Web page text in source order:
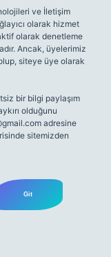
ve İletişim
olarak hizmet
olarak denetleme
Ancak, üyelerimiz
siteye üye olarak
bir bilgi paylaşım
olduğunu
adresine
sitemizden